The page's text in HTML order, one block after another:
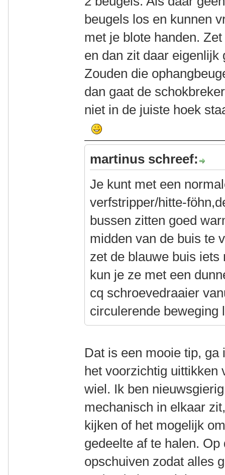
beugels los en kunnen
met je blote handen.
en dan zit daar
Zouden die
dan gaat de
niet in de juiste hoek
martinus schreef:
Je kunt met een
verfstripper/hitte-
bussen zitten goed
midden van de buis te
zet de blauwe buis
kun je ze met een
cq schroevedraaier
circulerende beweging
Dat is een mooie tip,
het voorzichtig uittikken
wiel. Ik ben
mechanisch in elkaar
kijken of het mogelijk
gedeelte af te halen.
opschuiven zodat alles